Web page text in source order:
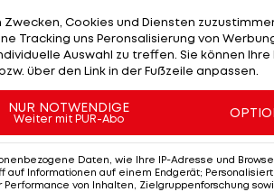
Abfahrt in Sotschi. Die US-
Als beste Österreicherin landet
Fischbacher verliert 2,5
(+2,79 Sek) ein. Die Damen
eine Abfahrt (Samstag 10 Uhr)
Cookies und Diensten
Tracking uns Peronsalisierung von
Auswahl zu treffen. Sie können Ihre
über den Link in der Fußzeile anpassen.
NUR NOTWENDIGE
Weiter mit PUR-Abo
Daten, wie Ihre IP-Adresse und
auf Informationen auf einem Endgerät;
von Inhalten, Zielgruppenforschung